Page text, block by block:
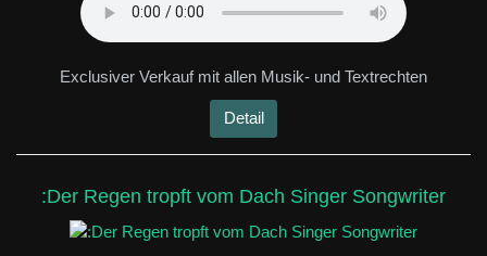
Exclusiver Verkauf mit allen Musik- und Textrechten
Detail
:Der Regen tropft vom Dach Singer Songwriter